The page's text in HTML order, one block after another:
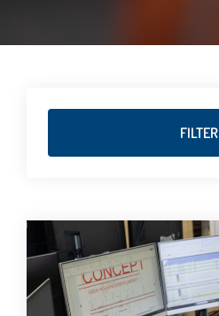
FILTER